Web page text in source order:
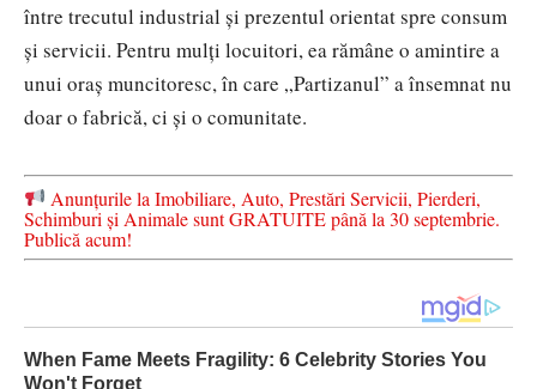
între trecutul industrial și prezentul orientat spre consum
și servicii. Pentru mulți locuitori, ea rămâne o amintire a
unui oraș muncitoresc, în care „Partizanul” a însemnat nu
doar o fabrică, ci și o comunitate.
Anunțurile la Imobiliare, Auto, Prestări Servicii, Pierderi,
Schimburi și Animale sunt GRATUITE până la 30 septembrie.
Publică acum!